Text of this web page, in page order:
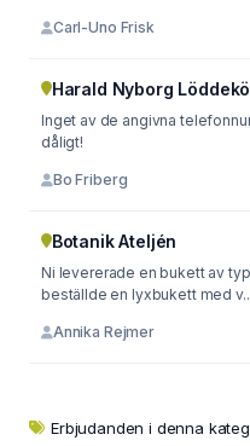
Carl-Uno Frisk
Harald Nyborg
Inget av de angivna
dåligt!
Bo Friberg
Botanik Ateljén
Ni levererade en bukett av
beställde en lyxbukett med
Annika Rejmer
Erbjudanden i denna